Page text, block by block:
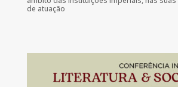
de atuação